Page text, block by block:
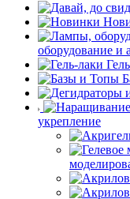
оборудование и
укрепление